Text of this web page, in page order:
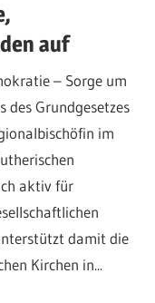
auf
– Sorge um
des Grundgesetzes
im
aktiv für
damit die
Kirchen in...